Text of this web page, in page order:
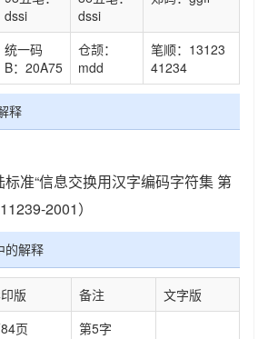
dssi
dssi
统一码
B：20A75
仓颉：
mdd
笔顺：13123
41234
释
准“信息交换用汉字编码字符集 第
2001）
的解释
版 备注
文字版
页
第5字